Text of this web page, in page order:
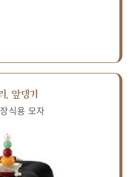
, 앞댕기
식용 모자